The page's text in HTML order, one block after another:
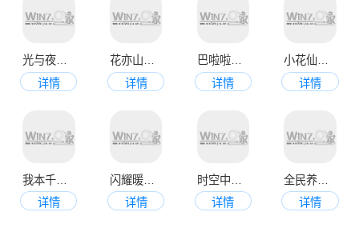
光与夜之恋安卓版本
详情
详情
巴啦啦换装物语
详情
详情
我本千金手机版
详情
闪耀暖暖手机正式版
详情
详情
详情